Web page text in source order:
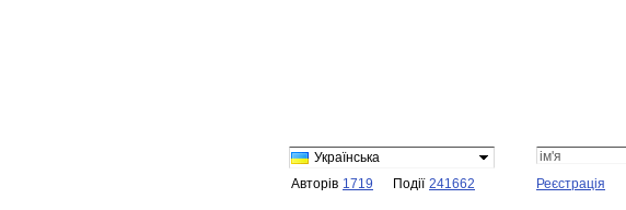
Українська
Авторів 1719 Події 241662 Реєстрація